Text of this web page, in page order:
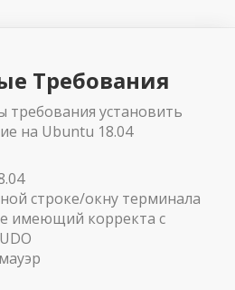
Требования
установить
на Ubuntu 18.04
строке/окну терминала
имеющий корректа с